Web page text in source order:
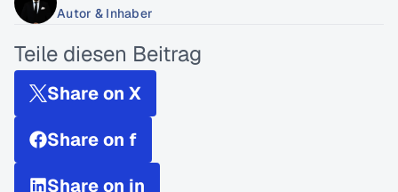
Autor & Inhaber
Teile diesen Beitrag
Share on X
Share on f
Share on in